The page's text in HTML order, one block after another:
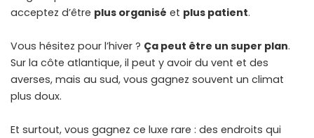
acceptez d’être plus organisé et plus patient.
Vous hésitez pour l’hiver ? Ça peut être un super plan.
Sur la côte atlantique, il peut y avoir du vent et des
averses, mais au sud, vous gagnez souvent un climat
plus doux.
Et surtout, vous gagnez ce luxe rare : des endroits qui